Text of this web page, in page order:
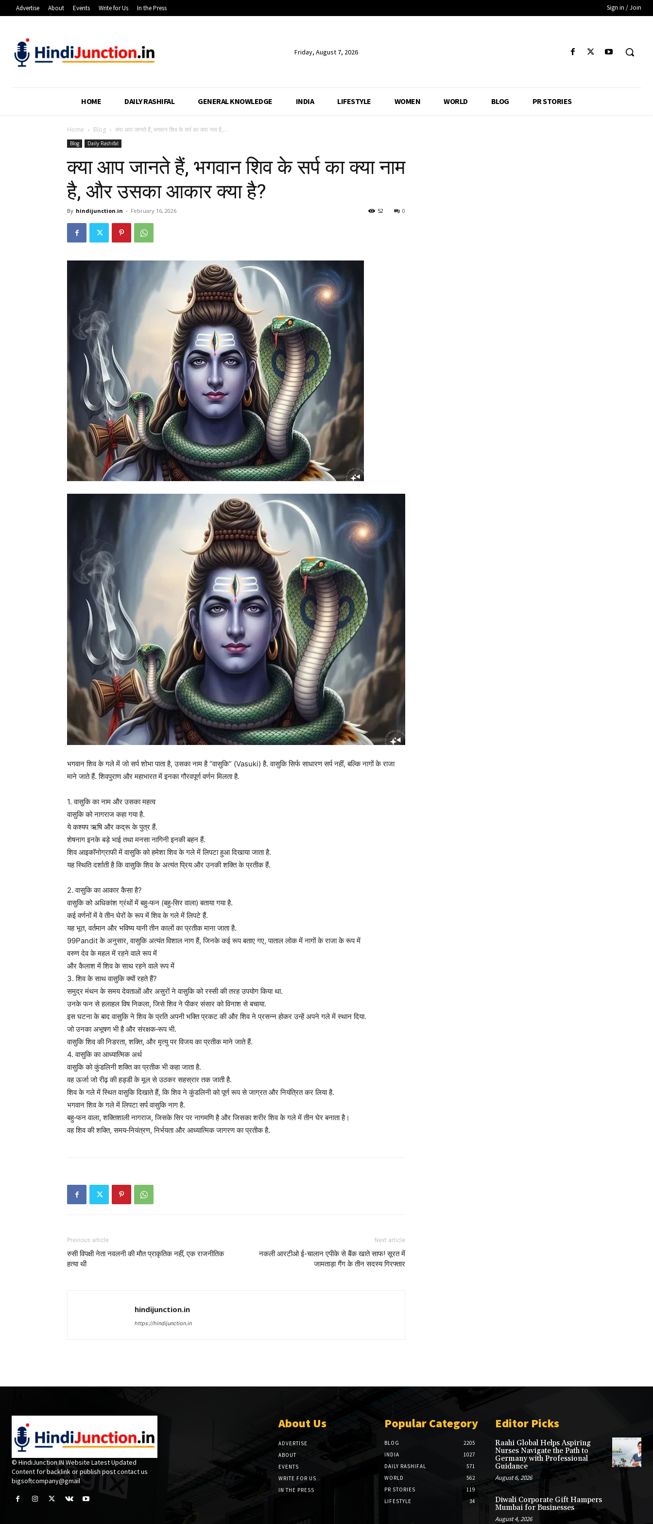
Advertise About Events Write for Us In the Press Sign in / Join
Friday, August 7, 2026
HOME DAILY RASHIFAL GENERAL KNOWLEDGE INDIA LIFESTYLE WOMEN WORLD BLOG PR STORIES
Home Blog क्या आप जानते हैं, भगवान शिव के सर्प का क्या नाम है,...
Blog Daily Rashifal
क्या आप जानते हैं, भगवान शिव के सर्प का क्या नाम
है, और उसका आकार क्या है?
By hindijunction.in - February 16, 2026 0
52
भगवान शिव के गले में जो सर्प शोभा पाता है, उसका नाम है “वासुकि” (Vasuki) है. वासुकि सिर्फ साधारण सर्प नहीं, बल्कि नागों के राजा
माने जाते हैं. शिवपुराण और महाभारत में इनका गौरवपूर्ण वर्णन मिलता है.
1. वासुकि का नाम और उसका महत्व
वासुकि को नागराज कहा गया है.
ये कश्यप ऋषि और कद्रू के पुत्र हैं.
शेषनाग इनके बड़े भाई तथा मनसा नागिनी इनकी बहन हैं.
शिव आइकॉनोग्राफी में वासुकि को हमेशा शिव के गले में लिपटा हुआ दिखाया जाता है.
यह स्थिति दर्शाती है कि वासुकि शिव के अत्यंत प्रिय और उनकी शक्ति के प्रतीक हैं.
2. वासुकि का आकार कैसा है?
वासुकि को अधिकांश ग्रंथों में बहु‑फन (बहु‑सिर वाला) बताया गया है.
कई वर्णनों में वे तीन घेरों के रूप में शिव के गले में लिपटे हैं.
यह भूत, वर्तमान और भविष्य यानी तीन कालों का प्रतीक माना जाता है.
99Pandit के अनुसार, वासुकि अत्यंत विशाल नाग हैं, जिनके कई रूप बताए गए, पाताल लोक में नागों के राजा के रूप में
वरुण देव के महल में रहने वाले रूप में
और कैलाश में शिव के साथ रहने वाले रूप में
3. शिव के साथ वासुकि क्यों रहते हैं?
समुद्र मंथन के समय देवताओं और असुरों ने वासुकि को रस्सी की तरह उपयोग किया था.
उनके फन से हलाहल विष निकला, जिसे शिव ने पीकर संसार को विनाश से बचाया.
इस घटना के बाद वासुकि ने शिव के प्रति अपनी भक्ति प्रकट की और शिव ने प्रसन्न होकर उन्हें अपने गले में स्थान दिया.
जो उनका अभूषण भी है और संरक्षक‑रूप भी.
वासुकि शिव की निडरता, शक्ति, और मृत्यु पर विजय का प्रतीक माने जाते हैं.
4. वासुकि का आध्यात्मिक अर्थ
वासुकि को कुंडलिनी शक्ति का प्रतीक भी कहा जाता है.
वह ऊर्जा जो रीढ़ की हड्डी के मूल से उठकर सहस्रार तक जाती है.
शिव के गले में स्थित वासुकि दिखाते हैं, कि शिव ने कुंडलिनी को पूर्ण रूप से जाग्रत और नियंत्रित कर लिया है.
भगवान शिव के गले में लिपटा सर्प वासुकि नाग है.
बहु‑फन वाला, शक्तिशाली नागराज, जिसके सिर पर नागमणि है और जिसका शरीर शिव के गले में तीन घेर बनाता है।
वह शिव की शक्ति, समय‑नियंत्रण, निर्भयता और आध्यात्मिक जागरण का प्रतीक है.
Previous article
रुसी विपक्षी नेता नवलनी की मौत प्राकृतिक नहीं, एक राजनीतिक
हत्या थी
Next article
नकली आरटीओ ई-चालान एपीके से बैंक खाते साफ! सूरत में
जामताड़ा गैंग के तीन सदस्य गिरफ्तार
hindijunction.in
https://hindijunction.in
© HindiJunction.IN Website Latest Updated
Content for backlink or publish post contact us
bigsoftcompany@gmail
About Us
ADVERTISE
ABOUT
EVENTS
WRITE FOR US
IN THE PRESS
Popular Category
BLOG
2205
INDIA
1027
DAILY RASHIFAL
571
WORLD
562
PR STORIES
119
LIFESTYLE
34
Editor Picks
Raahi Global Helps Aspiring
Nurses Navigate the Path to
Germany with Professional
Guidance
August 6, 2026
Diwali Corporate Gift Hampers
Mumbai for Businesses
August 4, 2026